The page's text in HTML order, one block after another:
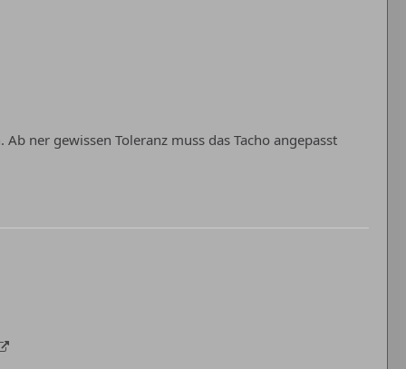
ner gewissen Toleranz muss das Tacho angepasst